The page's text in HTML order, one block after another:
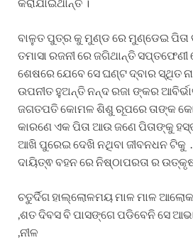
ବାଳୁତ ପୁତ୍ର କୁ ମୁଣ୍ଡ ରେ ମୁଣ୍ଡେଇ
ତମାସା ରଜନୀ ରେ ଜଗିଥାନ୍ତି ସପ୍ତଫେଣୀ
ଶେଷରେ ଯେବେ ସେ ଘଣ୍ଟ ଦ୍ବାର ସ୍ଥିତ
ଉପନୀତ ହୁଅନ୍ତି ନନ୍ଦ ରଜା ଙ୍କର
ଜଗତପତି କୋମଳ ଶିଶୁ ରୂପରେ ତାଙ୍କ
କାରଣେ ଏକ ପିତା ଆଉ ଜଣେ ପିତାଙ୍କୁ
ଆଖି ପୁରେଇ ଦେଖି ନଥିବା ଜୀବନଧନ ଟିକୁ
ଦାୟିତ୍ଵ ବହନ ରେ ନିଷ୍ଠାପରତା ର
ଚତୁର୍ଦିଗ ହାଲ୍ଲୋଳମୟ ମାଳ ମାଳ
,ଶତ ଦିବସ ବି ପାସଙ୍ଗେ ପଡିବେନି ସେ
,ନୀଳ